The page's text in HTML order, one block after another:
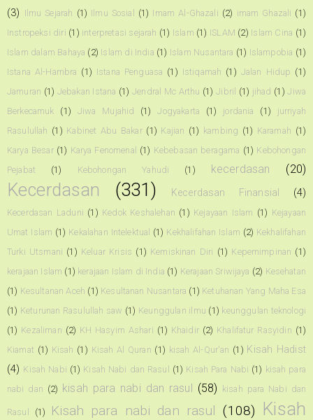
(3) Ilmu Sejarah (1) Ilmu Sosial (1) Imam Al-Ghazali (2) imam Ghazali (1)
Instropeksi diri (1) interpretasi sejarah (1) Islam (1) ISLAM (2) Islam Cina (1)
Islam dalam Bahaya (2) Islam di India (1) Islam Nusantara (1) Islampobia (1)
Istana Al-Hambra (1) Istana Penguasa (1) Istiqamah (1) Jalan Hidup (1)
Jamuran (1) Jebakan Istana (1) Jendral Mc Arthu (1) Jibril (1) jihad (1) Jiwa
Berkecamuk
(1) Jiwa Mujahid (1) Jogyakarta (1) jordania (1)
jurriyah
Rasulullah (1) Kabinet Abu Bakar (1) Kajian (1) kambing (1) Karamah (1)
Karya Besar (1) Karya Fenomenal (1) Kebebasan beragama (1) Kebohongan
Pejabat
(1) Kebohongan Yahudi (1) kecerdasan (20)
Kecerdasan (331) Kecerdasan Finansial (4)
Kecerdasan Laduni (1) Kedok Keshalehan (1) Kejayaan Islam (1) Kejayaan
Umat Islam (1) Kekalahan Intelektual (1) Kekhalifahan Islam (2) Kekhalifahan
Turki Utsmani (1) Keluar Krisis (1) Kemiskinan Diri (1) Kepemimpinan (1)
kerajaan Islam (1) kerajaan Islam di India (1) Kerajaan Sriwijaya (2) Kesehatan
(1) Kesultanan Aceh (1) Kesultanan Nusantara (1) Ketuhanan Yang Maha Esa
(1) Keturunan Rasulullah saw (1) Keunggulan ilmu (1) keunggulan teknologi
(1) Kezaliman (2) KH Hasyim Ashari (1) Khaidir (2) Khalifatur Rasyidin (1)
Kiamat (1) Kisah (1) Kisah Al Quran (1) kisah Al-Qur'an (1) Kisah Hadist
(4) Kisah Nabi (1) Kisah Nabi dan Rasul (1) Kisah Para Nabi (1) kisah para
nabi dan (2) kisah para nabi dan rasul (58) kisah para Nabi dan
Rasul (1) Kisah para nabi dan rasul (108) Kisah